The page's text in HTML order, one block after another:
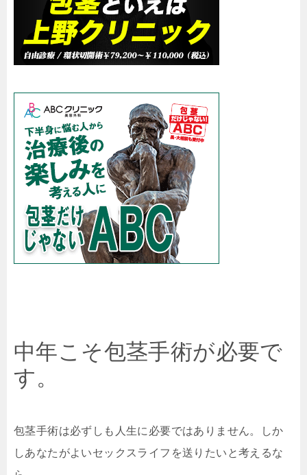
中年こそ包茎手術が必要で
す。
包茎手術は必ずしも人生に必要ではありません。しか
しあなたがよいセックスライフを送りたいと考えるな